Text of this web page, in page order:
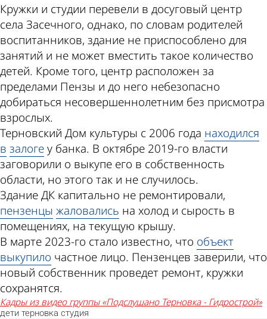
Кружки и студии перевели в досуговый центр
села Засечного, однако, по словам родителей
воспитанников, здание не приспособлено для
занятий и не может вместить такое количество
детей. Кроме того, центр расположен за
пределами Пензы и до него небезопасно
добираться несовершеннолетним без присмотра
взрослых.
Терновский Дом культуры с 2006 года находился
в залогеу банка. В октябре 2019-го власти
заговорили о выкупе его в собственность
области, но этого так и не случилось.
Здание ДК капитально не ремонтировали,
пензенцы жаловались на холод и сырость в
помещениях, на текущую крышу.
В марте 2023-го стало известно, что объект
выкупило частное лицо. Пензенцев заверили, что
новый собственник проведет ремонт, кружки
сохранятся.
кадры из видео группы «Подслушано Терновка - Гидрострой»
дети терновка студия